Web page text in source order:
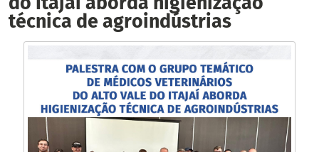
técnica de agroindústrias